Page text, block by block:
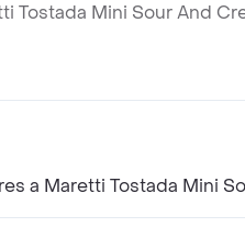
Tostada Mini Sour And
a Maretti Tostada Mini